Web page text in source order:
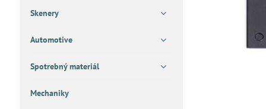
Skenery
Automotive
Spotrebný materiál
Mechaniky